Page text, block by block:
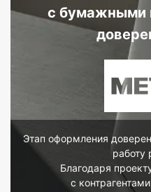
с бумажными
Этап оформления
работу
Благодаря
с